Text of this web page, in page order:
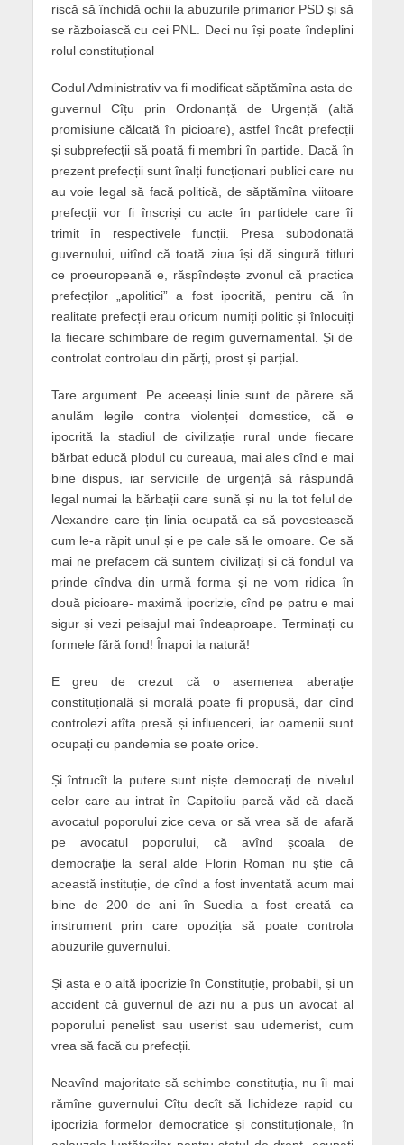
riscă să închidă ochii la abuzurile primarior PSD și să
se războiască cu cei PNL. Deci nu își poate îndeplini
rolul constituțional
Codul Administrativ va fi modificat săptămîna asta de
guvernul Cîțu prin Ordonanță de Urgență (altă
promisiune călcată în picioare), astfel încât prefecții
și subprefecții să poată fi membri în partide. Dacă în
prezent prefecții sunt înalți funcționari publici care nu
au voie legal să facă politică, de săptămîna viitoare
prefecții vor fi înscriși cu acte în partidele care îi
trimit în respectivele funcții. Presa subodonată
guvernului, uitînd că toată ziua își dă singură titluri
ce proeuropeană e, răspîndește zvonul că practica
prefecților „apolitici” a fost ipocrită, pentru că în
realitate prefecții erau oricum numiți politic și înlocuiți
la fiecare schimbare de regim guvernamental. Și de
controlat controlau din părți, prost și parțial.
Tare argument. Pe aceeași linie sunt de părere să
anulăm legile contra violenței domestice, că e
ipocrită la stadiul de civilizație rural unde fiecare
bărbat educă plodul cu cureaua, mai ales cînd e mai
bine dispus, iar serviciile de urgență să răspundă
legal numai la bărbații care sună și nu la tot felul de
Alexandre care țin linia ocupată ca să povestească
cum le-a răpit unul și e pe cale să le omoare. Ce să
mai ne prefacem că suntem civilizați și că fondul va
prinde cîndva din urmă forma și ne vom ridica în
două picioare- maximă ipocrizie, cînd pe patru e mai
sigur și vezi peisajul mai îndeaproape. Terminați cu
formele fără fond! Înapoi la natură!
E greu de crezut că o asemenea aberație
constituțională și morală poate fi propusă, dar cînd
controlezi atîta presă și influenceri, iar oamenii sunt
ocupați cu pandemia se poate orice.
Și întrucît la putere sunt niște democrați de nivelul
celor care au intrat în Capitoliu parcă văd că dacă
avocatul poporului zice ceva or să vrea să de afară
pe avocatul poporului, că avînd școala de
democrație la seral alde Florin Roman nu știe că
această instituție, de cînd a fost inventată acum mai
bine de 200 de ani în Suedia a fost creată ca
instrument prin care opoziția să poate controla
abuzurile guvernului.
Și asta e o altă ipocrizie în Constituție, probabil, și un
accident că guvernul de azi nu a pus un avocat al
poporului penelist sau userist sau udemerist, cum
vrea să facă cu prefecții.
Neavînd majoritate să schimbe constituția, nu îi mai
rămîne guvernului Cîțu decît să lichideze rapid cu
ipocrizia formelor democratice și constituționale, în